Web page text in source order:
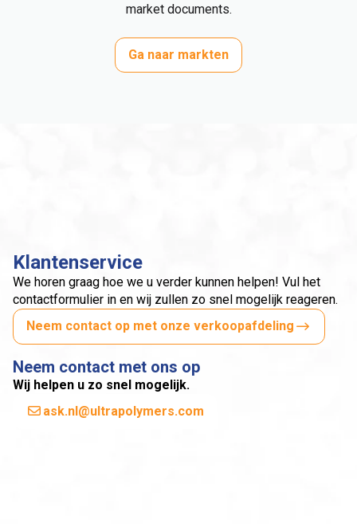
market documents.
Ga naar markten
Klantenservice
We horen graag hoe we u verder kunnen helpen! Vul het
contactformulier in en wij zullen zo snel mogelijk reageren.
Neem contact op met onze verkoopafdeling
Neem contact met ons op
Wij helpen u zo snel mogelijk.
ask.nl@ultrapolymers.com